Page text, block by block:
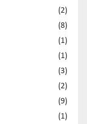
(2)
(8)
(1)
(1)
(3)
(2)
(9)
(1)